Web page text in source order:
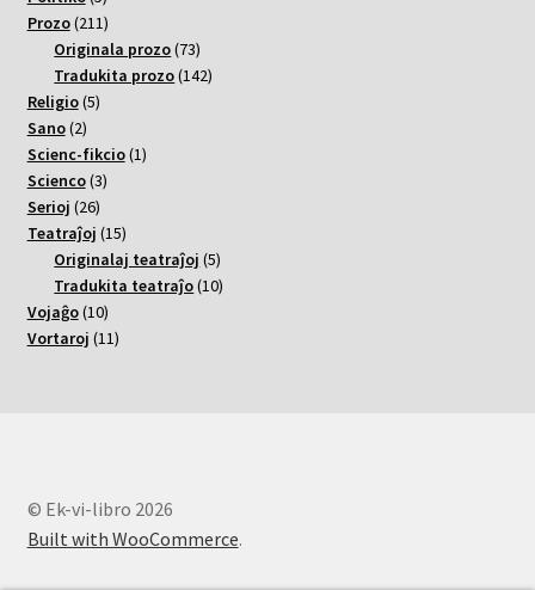
varoj
Prozo 211211
varoj
Originala prozo 7373
varoj
Tradukita prozo 142142
Religio 55
Sano 22
varoj
Scienc-fikcio 11
Scienco 33
Serioj 2626
varoj
Teatraĵoj 1515
varoj
Originalaj teatraĵoj 55
varoj
Tradukita teatraĵo 1010
Vojaĝo 1010
varoj
Vortaroj 1111
© Ek-vi-libro 2026
Built with WooCommerce.